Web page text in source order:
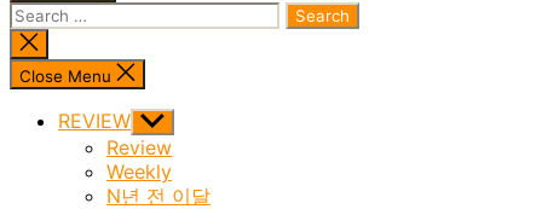
Search
for:
Close
search
Close Menu
REVIEW Show
sub
menu
Review
Weekly
N년 전 이달